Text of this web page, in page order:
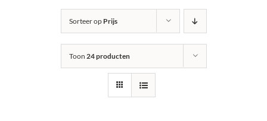
Sorteer op Prijs
Toon 24 producten